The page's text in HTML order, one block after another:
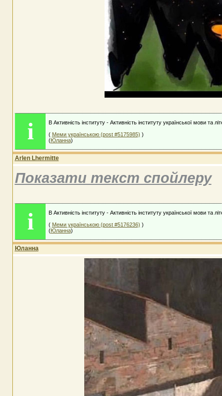
i
В Активність інституту - Активність інституту української мови та
( Меми українською (post #5175985) )
(Юланна)
Arlen Lhermitte
Показати текст спойлеру
i
В Активність інституту - Активність інституту української мови та
( Меми українською (post #5176236) )
(Юланна)
Юланна